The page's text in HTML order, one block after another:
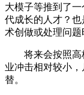
大模子等推到了
代成长的人才？
术创做或处理问
将来会按照高
业冲击相对较小
替。